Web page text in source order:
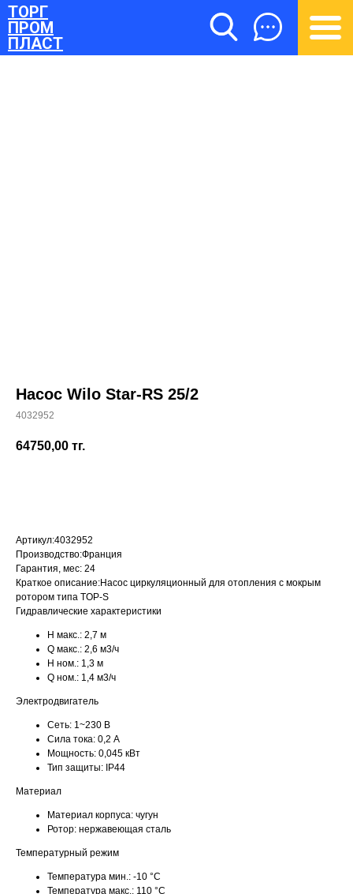
ТОРГ
ПРОМ
ПЛАСТ
(700) 730-70-73
Насос Wilo Star-RS 25/2
4032952
64750,00 тг.
Артикул:4032952
Производство:Франция
Гарантия, мес: 24
Краткое описание:Насос циркуляционный для отопления с мокрым
ротором типа TOP-S
Гидравлические характеристики
H макс.: 2,7 м
Q макс.: 2,6 м3/ч
H ном.: 1,3 м
Q ном.: 1,4 м3/ч
Электродвигатель
Сеть: 1~230 В
Сила тока: 0,2 А
Мощность: 0,045 кВт
Тип защиты: IP44
Материал
Материал корпуса: чугун
Ротор: нержавеющая сталь
Температурный режим
Температура мин.: -10 °С
Температура макс.: 110 °С